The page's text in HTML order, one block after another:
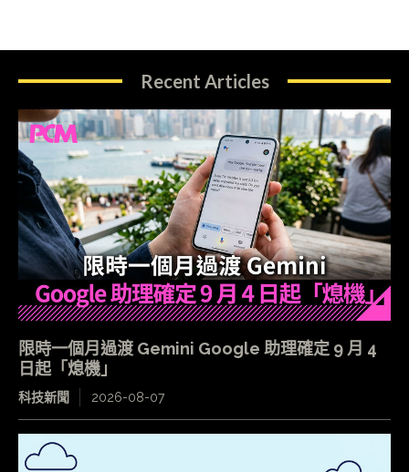
Recent Articles
限時一個月過渡 Gemini Google 助理確定 9 月 4
日起「熄機」
科技新聞 2026-08-07